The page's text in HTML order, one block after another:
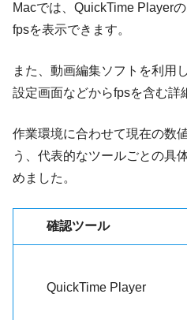
Macでは、QuickTime Player
fpsを表示できます。
また、動画編集ソフトを利用
設定画面などからfpsを含む詳
作業環境に合わせて現在の数
う、代表的なツールごとの具
めました。
確認ツール
QuickTime Player